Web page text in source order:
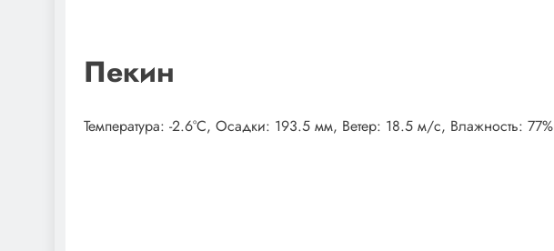
Пекин
Температура: -2.6°C, Осадки: 193.5 мм, Ветер: 18.5 м/с, Влажность: 77%